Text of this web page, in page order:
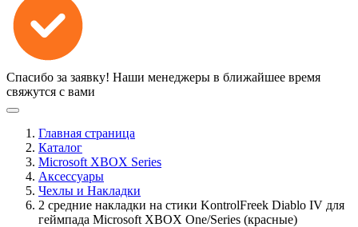
Спасибо за заявку! Наши менеджеры в ближайшее время
свяжутся с вами
Главная страница
Каталог
Microsoft XBOX Series
Аксессуары
Чехлы и Накладки
2 средние накладки на стики KontrolFreek Diablo IV для
геймпада Microsoft XBOX One/Series (красные)